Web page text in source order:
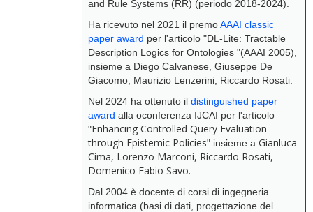
and Rule Systems (RR) (periodo 2018-2024).
Ha ricevuto nel 2021 il premoAAAI classic
paper award per l'articolo "DL-Lite: Tractable
Description Logics for Ontologies "(AAAI 2005),
insieme a Diego Calvanese, Giuseppe De
Giacomo, Maurizio Lenzerini, Riccardo Rosati.
Nel 2024 ha ottenuto il distinguished paper
award alla oconferenza IJCAI per l'articolo
"Enhancing Controlled Query Evaluation
through Epistemic Policies" insieme a Gianluca
Cima, Lorenzo Marconi, Riccardo Rosati,
Domenico Fabio Savo.
Dal 2004 è docente di corsi di ingegneria
informatica (basi di dati, progettazione del